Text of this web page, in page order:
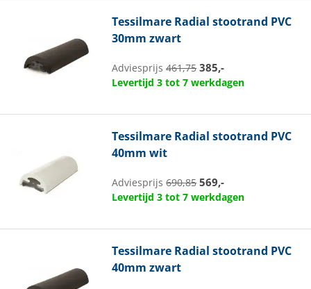
Tessilmare Radial stootrand PVC
30mm zwart
Adviesprijs461,75 385,-
Levertijd 3 tot 7 werkdagen
Tessilmare Radial stootrand PVC
40mm wit
Adviesprijs690,85 569,-
Levertijd 3 tot 7 werkdagen
Tessilmare Radial stootrand PVC
40mm zwart